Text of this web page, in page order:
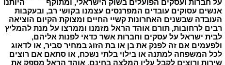
על חברות ועסקים הפועלים בשוק הישראלי, ומתוקף היותנו
אנשים עסוקים עובדים המפרנסים עצמנו בקושי רב, ובעקבות
העובדה שבשנים האחרונות קשיי החיים ומצוקת הקיום הוציאה
רבים לרחובות, תורם אוהד הראל מזמנו וממרצו על מנת להמליץ
לבית ישראל על עסקים וחברות אשר כדאי לפנות אליהם,
ולפעמים אם זה לפנק את בן או בת הזוג במחיר סביר, או לדאוג
לכל המשפחה למתנה או בילוי בלתי נשכח, או סתאם אם רוצים
שירות ורוצים לקבל עליו המלצה בחינם, אוהד הראל מספק את